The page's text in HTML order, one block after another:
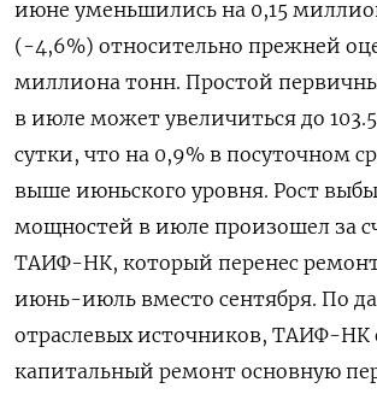
июне уменьшились на 0,15
(-4,6%) относительно прежней
миллиона тонн. Простой
в июле может увеличиться до
сутки, что на 0,9% в посуточном
выше июньского уровня. Рост
мощностей в июле произошел за
ТАИФ-НК, который перенес
июнь-июль вместо сентября. По
отраслевых источников, ТАИФ-НК
капитальный ремонт основную